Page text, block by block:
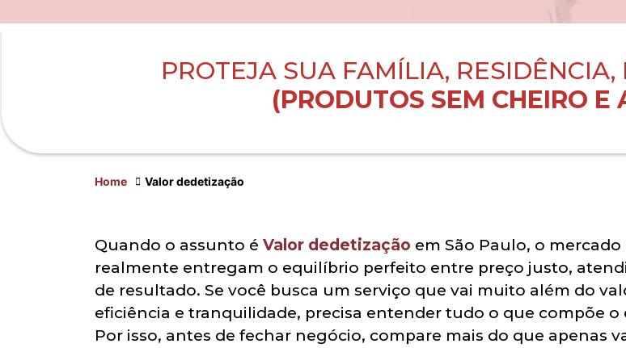
PROTEJA SUA FAMÍLIA,
(PRODUTOS SEM CHEIRO E
Home Valor dedetização
Quando o assunto é Valor dedetização em São Paulo, o
realmente entregam o equilíbrio perfeito entre preço justo,
de resultado. Se você busca um serviço que vai muito além do
eficiência e tranquilidade, precisa entender tudo o que compõe
Por isso, antes de fechar negócio, compare mais do que apenas